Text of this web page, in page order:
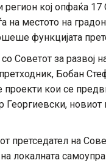
регион кој опфаќа
на местото на
функцијата
Советот за развој
Бобан
проекти кои се
новиот
претседател на
локалната